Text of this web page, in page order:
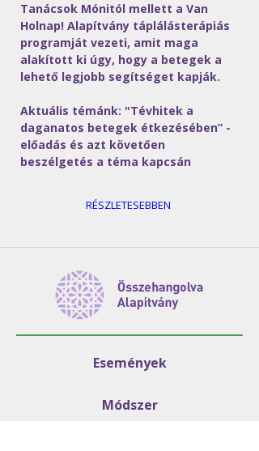
Tanácsok Mónitól mellett a Van
Holnap! Alapítvány táplálásterápiás
programját vezeti, amit maga
alakított ki úgy, hogy a betegek a
lehető legjobb segítséget kapják.
Aktuális témánk: "Tévhitek a
daganatos betegek étkezésében” -
előadás és azt követően
beszélgetés a téma kapcsán
RÉSZLETESEBBEN
Események
Módszer